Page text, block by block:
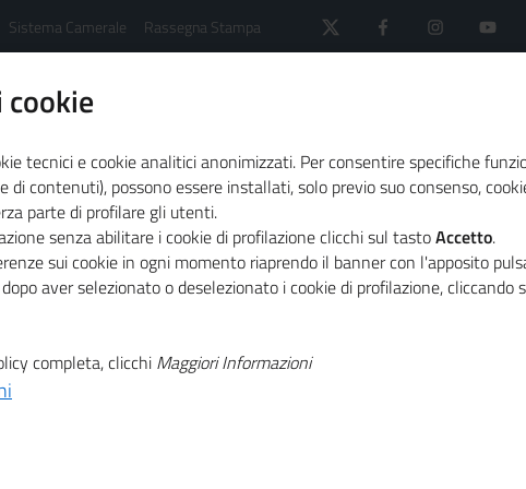
Sistema Camerale Rassegna Stampa
delle Camere di commercio
Camere di
composta dai presidenti delle unioni regionali, ovvero, nei
dei capoluoghi di regione, salvo, nei predetti casi, diversa
tecnici e cookie analitici anonimizzati. Per consentire specifiche
di contenuti), possono essere installati, solo previo suo consenso,
parte di profilare gli utenti.
senza abilitare i cookie di profilazione clicchi sul tastoAccetto.
sui cookie in ogni momento riaprendo il banner con l'apposito
aver selezionato o deselezionato i cookie di profilazione, cliccando
completa, clicchi Maggiori Informazioni